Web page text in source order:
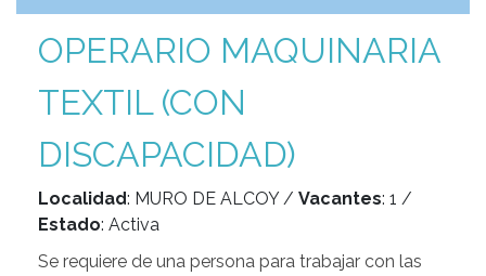
OPERARIO MAQUINARIA
TEXTIL (CON
DISCAPACIDAD)
Localidad: MURO DE ALCOY / Vacantes: 1 /
Estado: Activa
Se requiere de una persona para trabajar con las